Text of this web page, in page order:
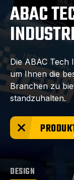
ABAC
Die ABAC Tech
um Ihnen die
Branchen zu
standzuhalten.
DESIGN